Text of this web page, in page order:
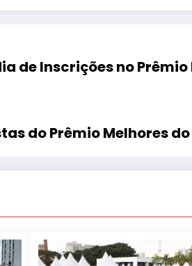
de Inscrições no
do Prêmio Melhores